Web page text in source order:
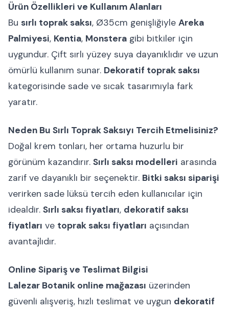
Ürün Özellikleri ve Kullanım Alanları
Bu sırlı toprak saksı, Ø35cm genişliğiyle Areka
Palmiyesi, Kentia, Monstera gibi bitkiler için
uygundur. Çift sırlı yüzey suya dayanıklıdır ve uzun
ömürlü kullanım sunar. Dekoratif toprak saksı
kategorisinde sade ve sıcak tasarımıyla fark
yaratır.
Neden Bu Sırlı Toprak Saksıyı Tercih Etmelisiniz?
Doğal krem tonları, her ortama huzurlu bir
görünüm kazandırır. Sırlı saksı modelleri arasında
zarif ve dayanıklı bir seçenektir. Bitki saksı siparişi
verirken sade lüksü tercih eden kullanıcılar için
idealdir. Sırlı saksı fiyatları, dekoratif saksı
fiyatları ve toprak saksı fiyatları açısından
avantajlıdır.
Online Sipariş ve Teslimat Bilgisi
Lalezar Botanik online mağazası üzerinden
güvenli alışveriş, hızlı teslimat ve uygun dekoratif